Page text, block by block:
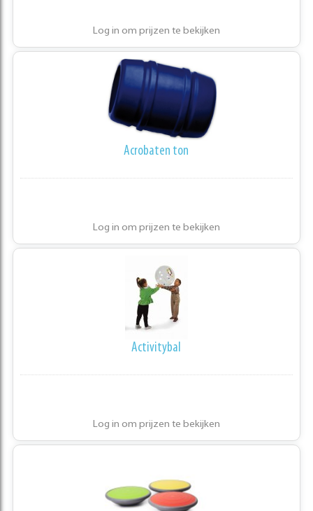
Log in om prijzen te bekijken
Acrobaten ton
Log in om prijzen te bekijken
Activitybal
Log in om prijzen te bekijken